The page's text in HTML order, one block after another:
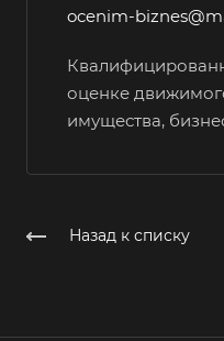
ocenim-
оценке
имущества,
Назад к списку
Воронеж